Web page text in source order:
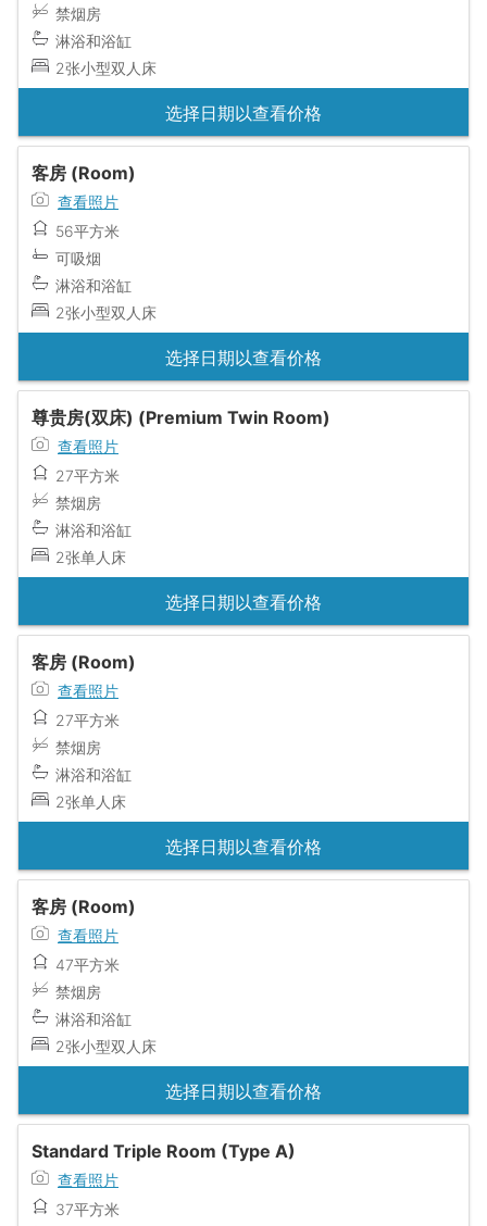
禁烟房
淋浴和浴缸
2张小型双人床
选择日期以查看价格
客房 (Room)
查看照片
56平方米
可吸烟
淋浴和浴缸
2张小型双人床
选择日期以查看价格
尊贵房(双床) (Premium Twin Room)
查看照片
27平方米
禁烟房
淋浴和浴缸
2张单人床
选择日期以查看价格
客房 (Room)
查看照片
27平方米
禁烟房
淋浴和浴缸
2张单人床
选择日期以查看价格
客房 (Room)
查看照片
47平方米
禁烟房
淋浴和浴缸
2张小型双人床
选择日期以查看价格
Standard Triple Room (Type A)
查看照片
37平方米